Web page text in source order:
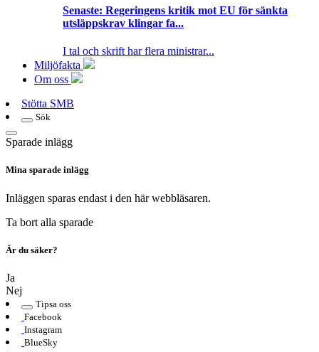
Senaste: Regeringens kritik mot EU för sänkta
utsläppskrav klingar fa...
I tal och skrift har flera ministrar...
Miljöfakta
Om oss
Stötta SMB
Sök
Sparade inlägg
Mina sparade inlägg
Inläggen sparas endast i den här webbläsaren.
Ta bort alla sparade
Är du säker?
Ja
Nej
Tipsa oss
Facebook
Instagram
BlueSky